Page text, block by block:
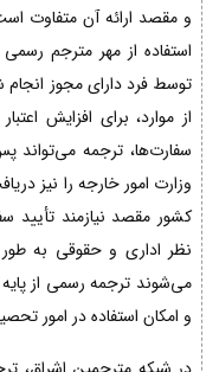
و مقصد ارائه آن متفاوت
استفاده از مهر مترجم
توسط فرد دارای مجوز
از موارد، برای افزایش
سفارت‌ها، ترجمه می‌تواند
وزارت امور خارجه را نیز
کشور مقصد نیازمند تأیید
نظر اداری و حقوقی به طور
می‌شوند ترجمه رسمی از پایه
و امکان استفاده در امور